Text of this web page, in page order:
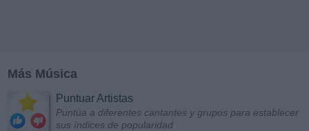
Más Música
Puntuar Artistas
Puntúa a diferentes cantantes y grupos para establecer
sus índices de popularidad